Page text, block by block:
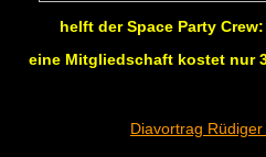
helft der Space Party
eine Mitgliedschaft kostet nur
Diavortrag